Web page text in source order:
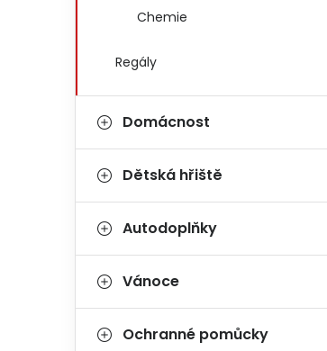
Chemie
Regály
Domácnost
Dětská hřiště
Autodoplňky
Vánoce
Ochranné pomůcky